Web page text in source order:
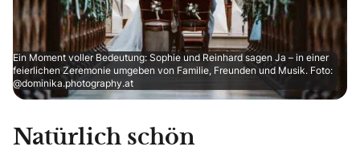
Ein Moment voller Bedeutung: Sophie und Reinhard sagen Ja – in einer
feierlichen Zeremonie umgeben von Familie, Freunden und Musik. Foto:
@dominika.photography.at
Natürlich schön